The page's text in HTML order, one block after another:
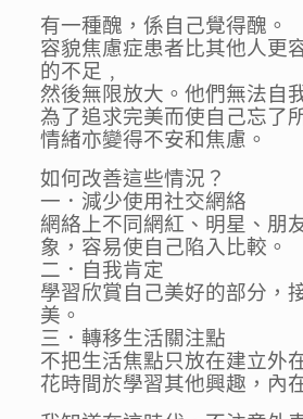
有一種醜，係自己覺得醜。
容貌焦慮症患者比其他人更
的不足﹐
然後無限放大。他們無法自
為了追求完美而使自己忘了
情緒亦變得不安和焦慮。
如何改善這些情況？
一．減少使用社交網絡
網絡上不同網紅、明星、朋
象，容易使自己陷入比較。
二．自我肯定
學習欣賞自己美好的部分，
美。
三．轉移生活關注點
不把生活焦點只放在建立外
花時間於學習其他興趣，內